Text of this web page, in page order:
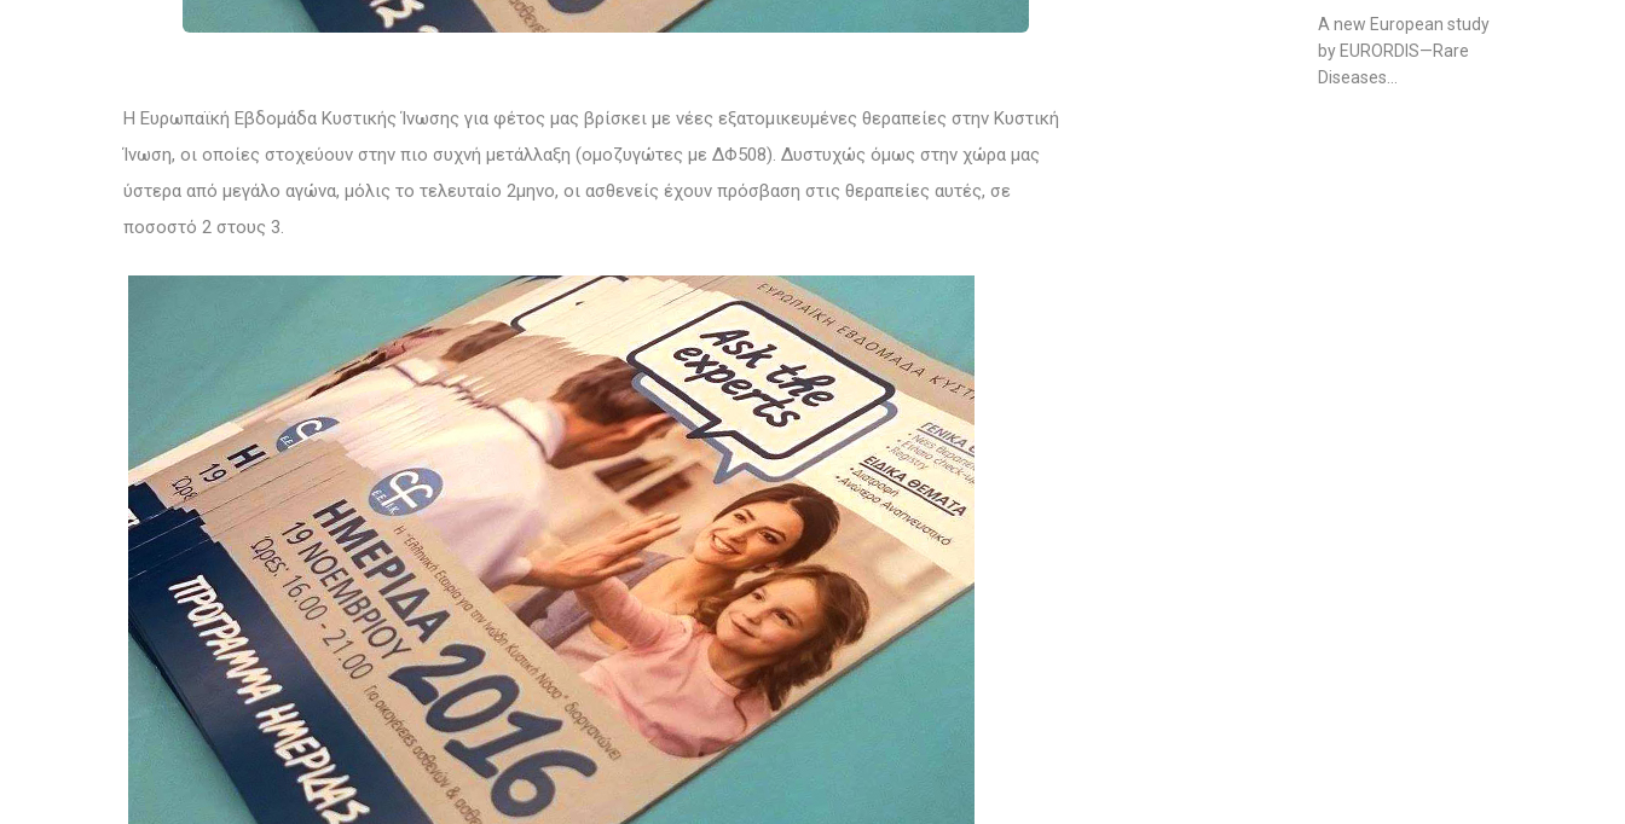
Η Ευρωπαϊκή Εβδομάδα Κυστικής Ίνωσης για φέτος μας βρίσκει με νέες εξατομικευμένες θεραπείες στην Κυστική
Ίνωση, οι οποίες στοχεύουν στην πιο συχνή μετάλλαξη (ομοζυγώτες με ΔΦ508). Δυστυχώς όμως στην χώρα μας
ύστερα από μεγάλο αγώνα, μόλις το τελευταίο 2μηνο, οι ασθενείς έχουν πρόσβαση στις θεραπείες αυτές, σε
ποσοστό 2 στους 3.
A new European study
by EURORDIS—Rare
Diseases...